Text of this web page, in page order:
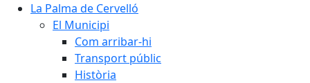
La Palma de Cervelló
El Municipi
Com arribar-hi
Transport públic
Història